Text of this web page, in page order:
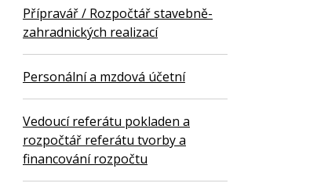
Přípravář / Rozpočtář stavebně-
zahradnických realizací
Personální a mzdová účetní
Vedoucí referátu pokladen a
rozpočtář referátu tvorby a
financování rozpočtu